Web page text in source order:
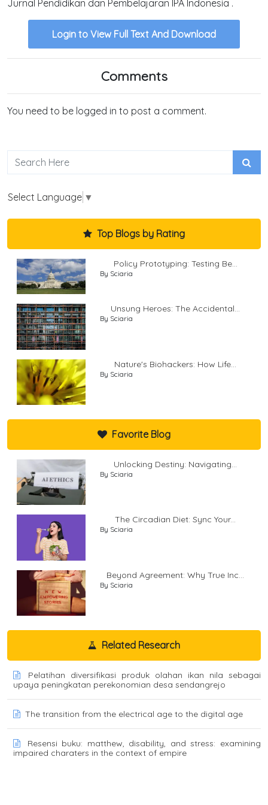
Jurnal Pendidikan dan Pembelajaran IPA Indonesia .
Login to View Full Text And Download
Comments
You need to be logged in to post a comment.
Select Language ▼
Top Blogs by Rating
Policy Prototyping: Testing Be...
By Sciaria
Unsung Heroes: The Accidental...
By Sciaria
Nature's Biohackers: How Life...
By Sciaria
Favorite Blog
Unlocking Destiny: Navigating...
By Sciaria
The Circadian Diet: Sync Your...
By Sciaria
Beyond Agreement: Why True Inc...
By Sciaria
Related Research
Pelatihan diversifikasi produk olahan ikan nila sebagai
upaya peningkatan perekonomian desa sendangrejo
The transition from the electrical age to the digital age
Resensi buku: matthew, disability, and stress: examining
impaired charaters in the context of empire